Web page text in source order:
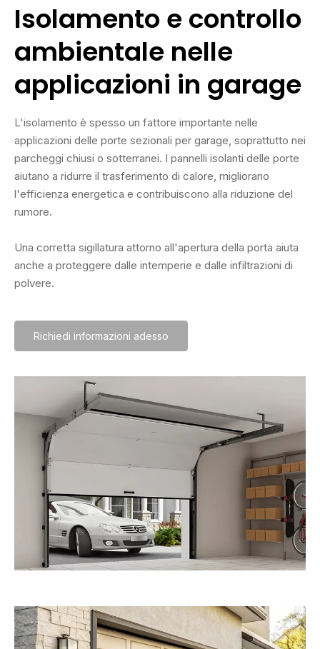
Isolamento e controllo
ambientale nelle
applicazioni in garage
L'isolamento è spesso un fattore importante nelle
applicazioni delle porte sezionali per garage, soprattutto nei
parcheggi chiusi o sotterranei. I pannelli isolanti delle porte
aiutano a ridurre il trasferimento di calore, migliorano
l'efficienza energetica e contribuiscono alla riduzione del
rumore.
Una corretta sigillatura attorno all'apertura della porta aiuta
anche a proteggere dalle intemperie e dalle infiltrazioni di
polvere.
Richiedi informazioni adesso